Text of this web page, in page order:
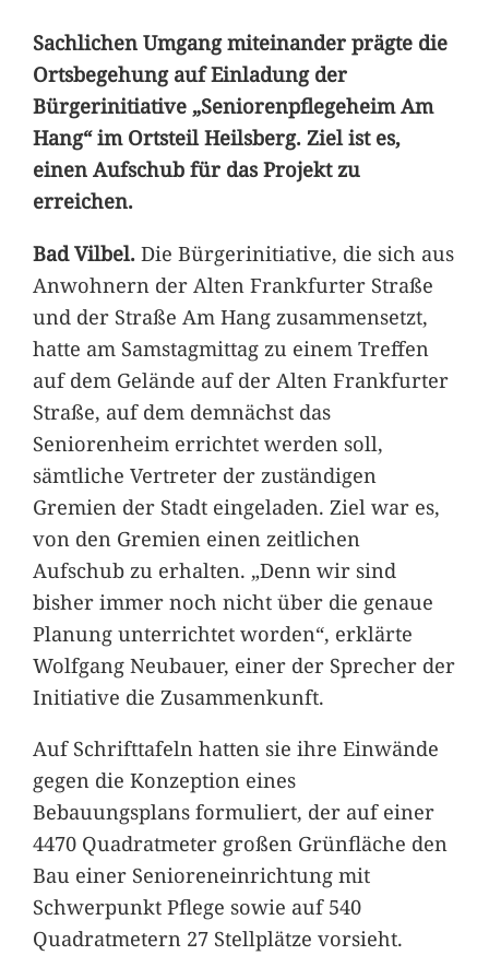
Sachlichen Umgang miteinander prägte die
Ortsbegehung auf Einladung der
Bürgerinitiative „Seniorenpflegeheim Am
Hang“ im Ortsteil Heilsberg. Ziel ist es,
einen Aufschub für das Projekt zu
erreichen.
Bad Vilbel.Die Bürgerinitiative, die sich aus
Anwohnern der Alten Frankfurter Straße
und der Straße Am Hang zusammensetzt,
hatte am Samstagmittag zu einem Treffen
auf dem Gelände auf der Alten Frankfurter
Straße, auf dem demnächst das
Seniorenheim errichtet werden soll,
sämtliche Vertreter der zuständigen
Gremien der Stadt eingeladen. Ziel war es,
von den Gremien einen zeitlichen
Aufschub zu erhalten. „Denn wir sind
bisher immer noch nicht über die genaue
Planung unterrichtet worden“, erklärte
Wolfgang Neubauer, einer der Sprecher der
Initiative die Zusammenkunft.
Auf Schrifttafeln hatten sie ihre Einwände
gegen die Konzeption eines
Bebauungsplans formuliert, der auf einer
4470 Quadratmeter großen Grünfläche den
Bau einer Senioreneinrichtung mit
Schwerpunkt Pflege sowie auf 540
Quadratmetern 27 Stellplätze vorsieht.